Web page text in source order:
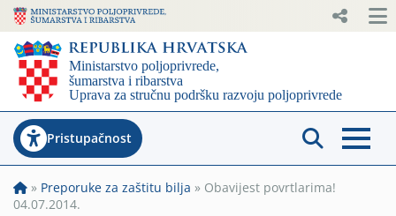
Pristupačnost
» Preporuke za zaštitu bilja » Obavijest povrtlarima!
04.07.2014.